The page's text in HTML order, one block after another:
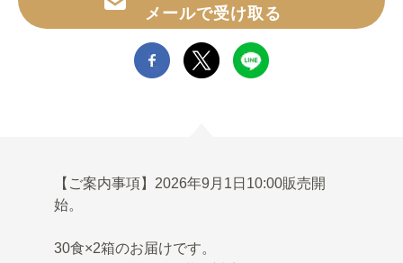
メールで受け取る
【ご案内事項】2026年9月1日10:00販売開
始。
30食×2箱のお届けです。